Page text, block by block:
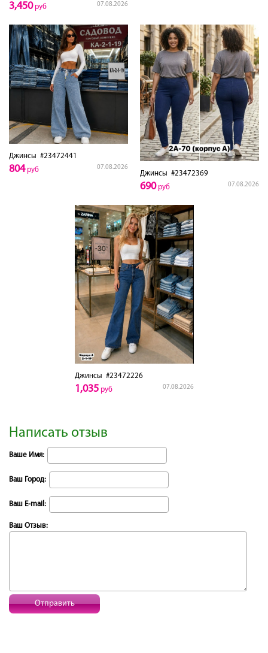
07.08.2026
3,450руб
Джинсы #23472441
07.08.2026
804руб Джинсы #23472369
07.08.2026
690руб
Джинсы #23472226
07.08.2026
1,035руб
Написать отзыв
Ваше Имя:
Ваш Город:
Ваш E-mail:
Ваш Отзыв:
Отправить